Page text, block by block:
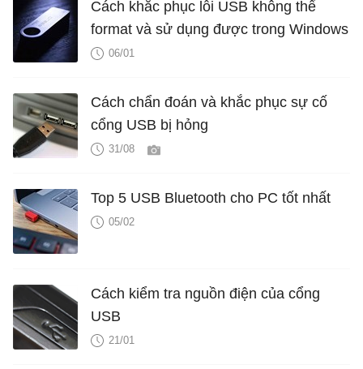
Cách khắc phục lỗi USB không thể
format và sử dụng được trong Windows
06/01
Cách chẩn đoán và khắc phục sự cố
cổng USB bị hỏng
31/08
Top 5 USB Bluetooth cho PC tốt nhất
05/02
Cách kiểm tra nguồn điện của cổng
USB
21/01